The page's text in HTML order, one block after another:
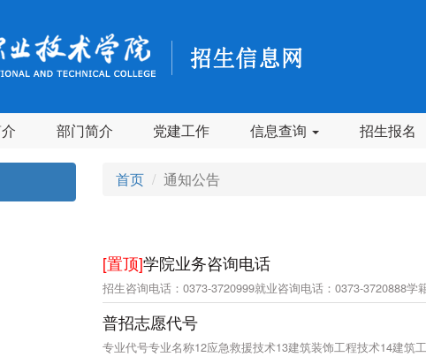
部门简介 党建工作 信息查询 招生报名
首页 通知公告
[置顶]学院业务咨询电话
招生咨询电话：0373-3720999就业咨询电话：0373-3720888学
普招志愿代号
专业代号专业名称12应急救援技术13建筑装饰工程技术14建筑